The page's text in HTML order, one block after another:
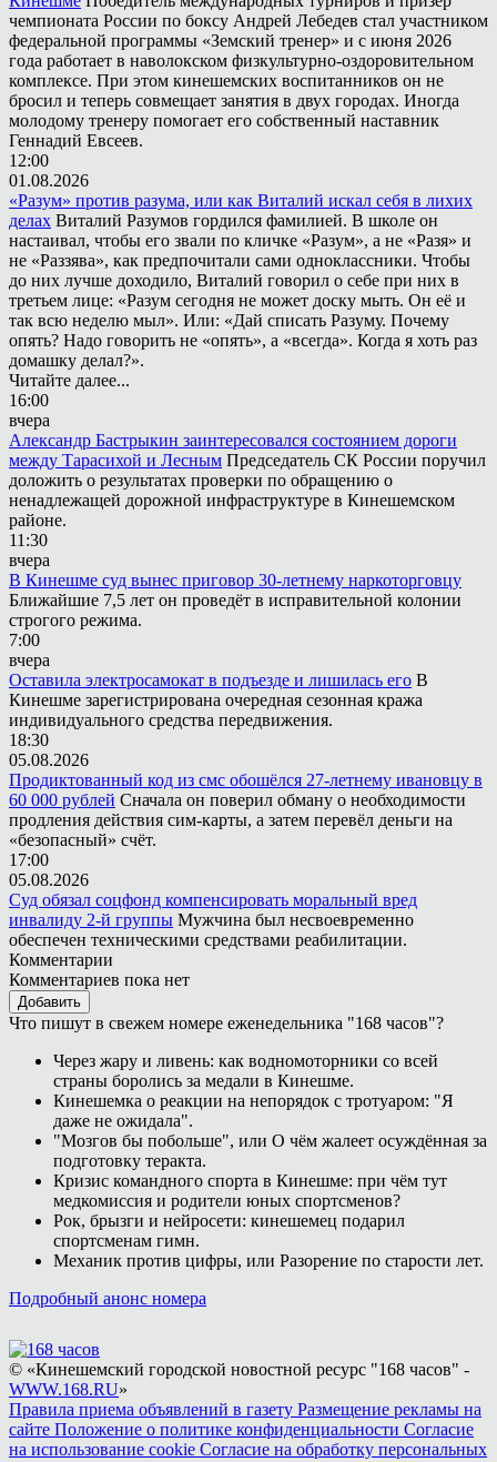
чемпионата России по боксу Андрей Лебедев стал участником
федеральной программы «Земский тренер» и с июня 2026
года работает в наволокском физкультурно-оздоровительном
комплексе. При этом кинешемских воспитанников он не
бросил и теперь совмещает занятия в двух городах. Иногда
молодому тренеру помогает его собственный наставник
Геннадий Евсеев.
12:00
01.08.2026
«Разум» против разума, или как Виталий искал себя в лихих
делах Виталий Разумов гордился фамилией. В школе он
настаивал, чтобы его звали по кличке «Разум», а не «Разя» и
не «Раззява», как предпочитали сами одноклассники. Чтобы
до них лучше доходило, Виталий говорил о себе при них в
третьем лице: «Разум сегодня не может доску мыть. Он её и
так всю неделю мыл». Или: «Дай списать Разуму. Почему
опять? Надо говорить не «опять», а «всегда». Когда я хоть раз
домашку делал?».
Читайте далее...
16:00
вчера
Александр Бастрыкин заинтересовался состоянием дороги
между Тарасихой и Лесным Председатель СК России поручил
доложить о результатах проверки по обращению о
ненадлежащей дорожной инфраструктуре в Кинешемском
районе.
11:30
вчера
В Кинешме суд вынес приговор 30-летнему наркоторговцу
Ближайшие 7,5 лет он проведёт в исправительной колонии
строгого режима.
7:00
вчера
Оставила электросамокат в подъезде и лишилась его В
Кинешме зарегистрирована очередная сезонная кража
индивидуального средства передвижения.
18:30
05.08.2026
Продиктованный код из смс обошёлся 27-летнему ивановцу в
60 000 рублей Сначала он поверил обману о необходимости
продления действия сим-карты, а затем перевёл деньги на
«безопасный» счёт.
17:00
05.08.2026
Суд обязал соцфонд компенсировать моральный вред
инвалиду 2-й группы Мужчина был несвоевременно
обеспечен техническими средствами реабилитации.
Комментарии
Комментариев пока нет
Добавить
Что пишут в свежем номере еженедельника "168 часов"?
Через жару и ливень: как водномоторники со всей
страны боролись за медали в Кинешме.
Кинешемка о реакции на непорядок с тротуаром: "Я
даже не ожидала".
"Мозгов бы побольше", или О чём жалеет осуждённая за
подготовку теракта.
Кризис командного спорта в Кинешме: при чём тут
медкомиссия и родители юных спортсменов?
Рок, брызги и нейросети: кинешемец подарил
спортсменам гимн.
Механик против цифры, или Разорение по старости лет.
Подробный анонс номера
© «Кинешемский городской новостной ресурс "168 часов" -
WWW.168.RU»
Правила приема объявлений в газету Размещение рекламы на
сайте Положение о политике конфиденциальности Согласие
на использование cookie Согласие на обработку персональных